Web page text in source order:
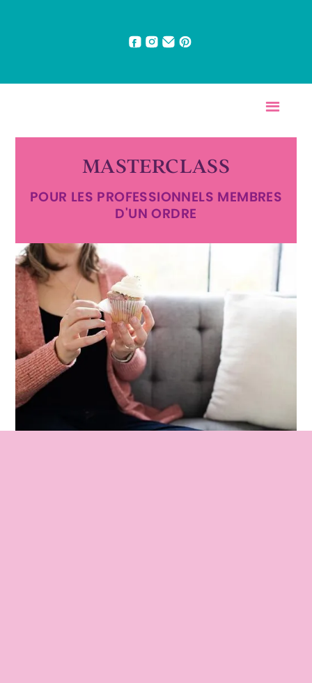
MASTERCLASS
POUR LES PROFESSIONNELS MEMBRES
D'UN ORDRE